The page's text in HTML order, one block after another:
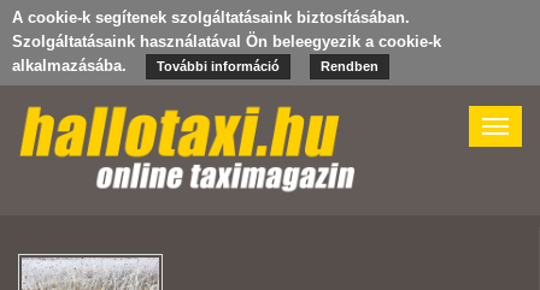
A cookie-k segítenek szolgáltatásaink biztosításában.
Szolgáltatásaink használatával Ön beleegyezik a cookie-k
alkalmazásába.
További információ Rendben
Toggle